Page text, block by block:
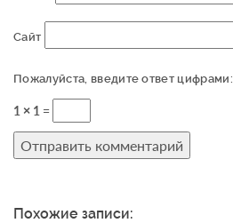
Сайт
Пожалуйста, введите ответ цифрами:
1 × 1 =
Похожие записи: